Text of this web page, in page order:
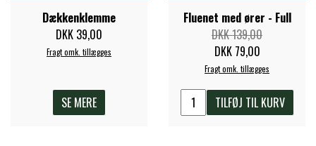
WALDHAUSEN
Dækkenklemme
DKK 39,00
Fragt omk. tillægges
SE MERE
Fluenet med ører - Full
DKK 139,00
DKK 79,00
Fragt omk. tillægges
TILFØJ TIL KURV